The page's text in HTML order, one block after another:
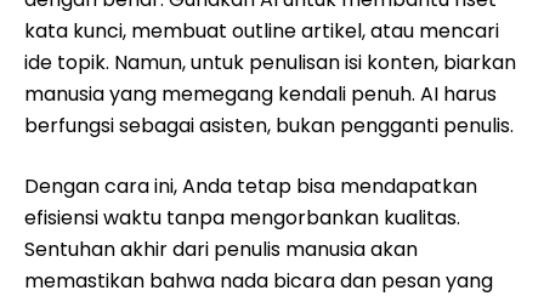
kata kunci, membuat outline artikel, atau mencari
ide topik. Namun, untuk penulisan isi konten, biarkan
manusia yang memegang kendali penuh. AI harus
berfungsi sebagai asisten, bukan pengganti penulis.
Dengan cara ini, Anda tetap bisa mendapatkan
efisiensi waktu tanpa mengorbankan kualitas.
Sentuhan akhir dari penulis manusia akan
memastikan bahwa nada bicara dan pesan yang